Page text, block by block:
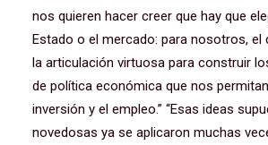
nos quieren hacer creer que hay que
Estado o el mercado: para nosotros, el
la articulación virtuosa para construir
de política económica que nos
inversión y el empleo.” “Esas ideas
novedosas ya se aplicaron muchas